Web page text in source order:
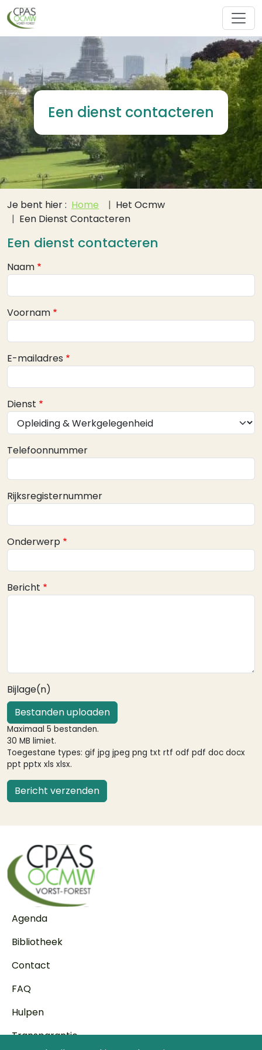
Overslaan en naar de inhoud gaan
Een dienst contacteren
Kruimelpad
Je bent hier : Home
Het Ocmw
Een Dienst Contacteren
Een dienst contacteren
Webform
Naam
Voornam
E-mailadres
Dienst
Telefoonnummer
Rijksregisternummer
Onderwerp
Bericht
Bijlage(n)
Bestanden uploaden
Maximaal 5 bestanden.
30 MB limiet.
Toegestane types: gif jpg jpeg png txt rtf odf pdf doc docx
ppt pptx xls xlsx.
Voet
Agenda
Bibliotheek
Contact
FAQ
Hulpen
Transparantie